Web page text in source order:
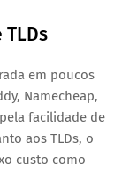
em poucos
Namecheap,
facilidade de
aos TLDs, o
custo como